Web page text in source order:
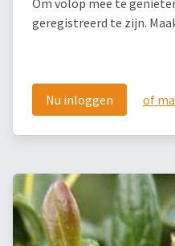
Om volop mee te
geregistreerd te zijn.
Nu inloggen of